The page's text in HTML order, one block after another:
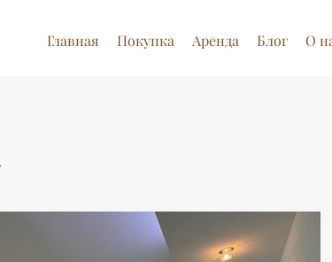
Главная Покупка Аренда Блог О